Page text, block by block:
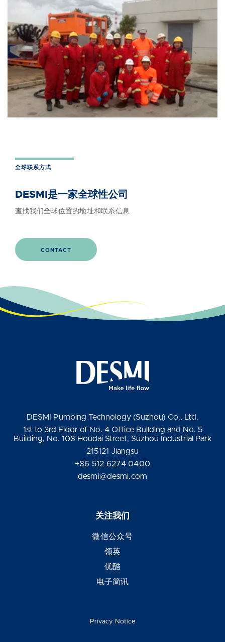
全球联系方式
DESMI是一家全球性公司
查找我们全球位置的地址和联系信息
CONTACT
DESMI Pumping Technology (Suzhou) Co., Ltd.
1st to 3rd Floor of No. 4 Office Building and No. 5
Building, No. 108 Houdai Street, Suzhou Industrial Park
215121 Jiangsu
+86 512 6274 0400
desmi@desmi.com
关注我们
微信公众号
领英
优酷
电子简讯
Privacy Notice